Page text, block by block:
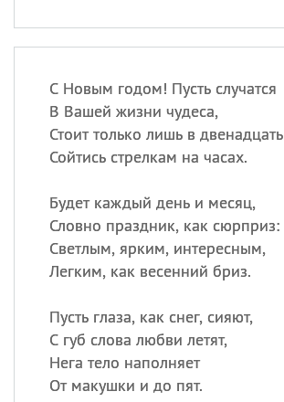
С Новым годом! Пусть случатся
В Вашей жизни чудеса,
Стоит только лишь в двенадцать
Сойтись стрелкам на часах.
Будет каждый день и месяц,
Словно праздник, как сюрприз:
Светлым, ярким, интересным,
Легким, как весенний бриз.
Пусть глаза, как снег, сияют,
С губ слова любви летят,
Нега тело наполняет
От макушки и до пят.